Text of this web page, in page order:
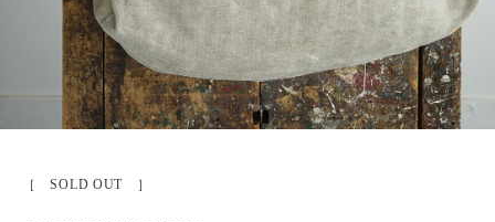
［ SOLD OUT ］